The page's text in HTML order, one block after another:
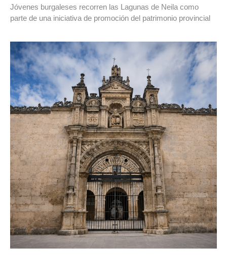
Jóvenes burgaleses recorren las Lagunas de Neila como
parte de una iniciativa de promoción del patrimonio provincial